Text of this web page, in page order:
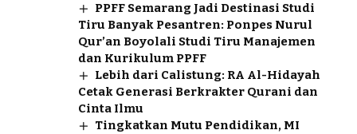
PPFF Semarang Jadi Destinasi Studi
Tiru Banyak Pesantren: Ponpes Nurul
Qur’an Boyolali Studi Tiru Manajemen
dan Kurikulum PPFF
Lebih dari Calistung: RA Al-Hidayah
Cetak Generasi Berkrakter Qurani dan
Cinta Ilmu
Tingkatkan Mutu Pendidikan, MI